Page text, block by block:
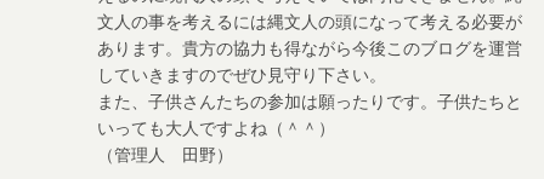
文人の事を考えるには縄文人の頭になって考える必要が
あります。貴方の協力も得ながら今後このブログを運営
していきますのでぜひ見守り下さい。
また、子供さんたちの参加は願ったりです。子供たちと
いっても大人ですよね（＾＾）
（管理人 田野）